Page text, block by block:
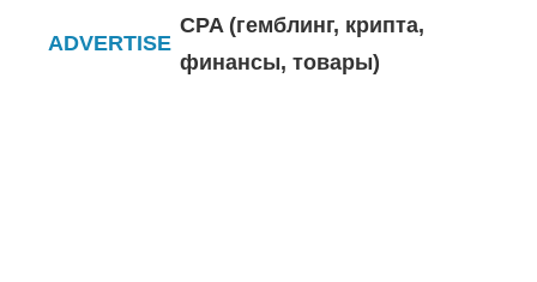
ADVERTISE
CPA (гемблинг, крипта,
финансы, товары)